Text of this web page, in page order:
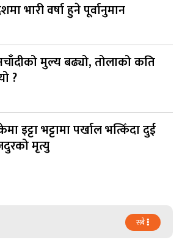
भारी वर्षा हुने पूर्वानुमान
मुल्य बढ्यो, तोलाको कति
?
इट्टा भट्टामा पर्खाल भत्किँदा दुई
मृत्यु
सबै